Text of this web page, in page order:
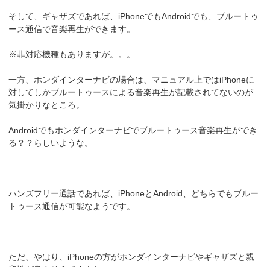
そして、ギャザズであれば、iPhoneでもAndroidでも、ブルートゥ
ース通信で音楽再生ができます。
※非対応機種もありますが。。。
一方、ホンダインターナビの場合は、マニュアル上ではiPhoneに
対してしかブルートゥースによる音楽再生が記載されてないのが
気掛かりなところ。
Androidでもホンダインターナビでブルートゥース音楽再生ができ
る？？らしいような。
ハンズフリー通話であれば、iPhoneとAndroid、どちらでもブルー
トゥース通信が可能なようです。
ただ、やはり、iPhoneの方がホンダインターナビやギャザズと親